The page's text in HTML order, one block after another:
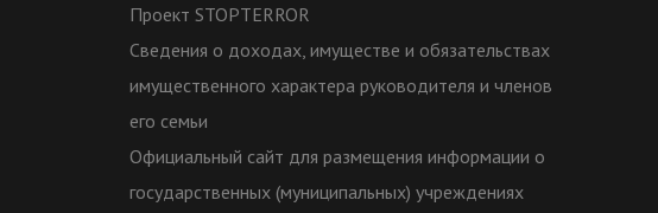
Проект STOPTERROR
Сведения о доходах, имуществе и обязательствах
имущественного характера руководителя и членов
его семьи
Официальный сайт для размещения информации о
государственных (муниципальных) учреждениях